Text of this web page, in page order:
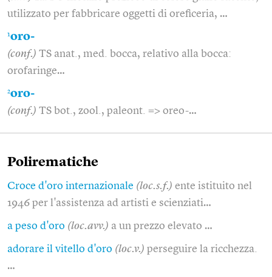
utilizzato per fabbricare oggetti di oreficeria, …
1oro-
(conf.) TS anat., med. bocca, relativo alla bocca:
orofaringe…
2oro-
(conf.) TS bot., zool., paleont. => oreo-…
Polirematiche
Croce d'oro internazionale (loc.s.f.) ente istituito nel
1946 per l'assistenza ad artisti e scienziati…
a peso d'oro (loc.avv.) a un prezzo elevato …
adorare il vitello d'oro (loc.v.) perseguire la ricchezza.
…